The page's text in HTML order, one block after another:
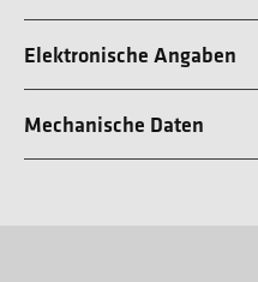
Elektronische Angaben
Mechanische Daten